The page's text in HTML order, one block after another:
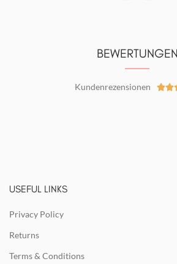
BEWERTUNGEN
Kundenrezensionen 
USEFUL LINKS
Privacy Policy
Returns
Terms & Conditions